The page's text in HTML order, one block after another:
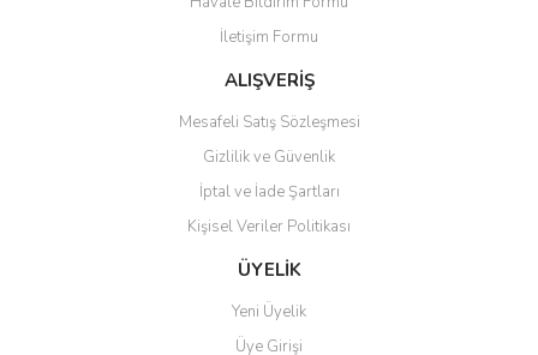
Ürün açıklamasında eksik bilgiler bulunuyor.
Ürün bilgilerinde hatalar bulunuyor.
Ürün fiyatı diğer sitelerden daha pahalı.
Gönder
İletişim Formu
ALIŞVERİŞ
Mesafeli Satış Sözleşmesi
Gizlilik ve Güvenlik
İptal ve İade Şartları
Kişisel Veriler Politikası
ÜYELİK
Yeni Üyelik
Üye Girişi